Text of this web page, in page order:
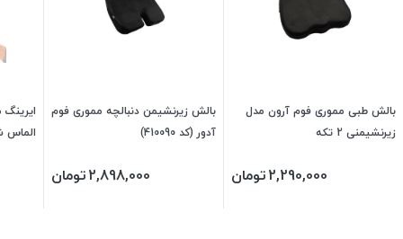
بالش طبی مموری فوم آرون مدل
زیرنشیمنی 2 تکه
2,290,000تومان
بالش زیرنشیمن دنبالچه مموری فوم
آدور (کد 410090)
2,898,000تومان
الماس